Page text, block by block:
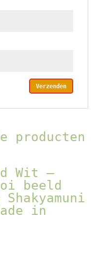
producten
Wit –
beeld
Shakyamuni
in